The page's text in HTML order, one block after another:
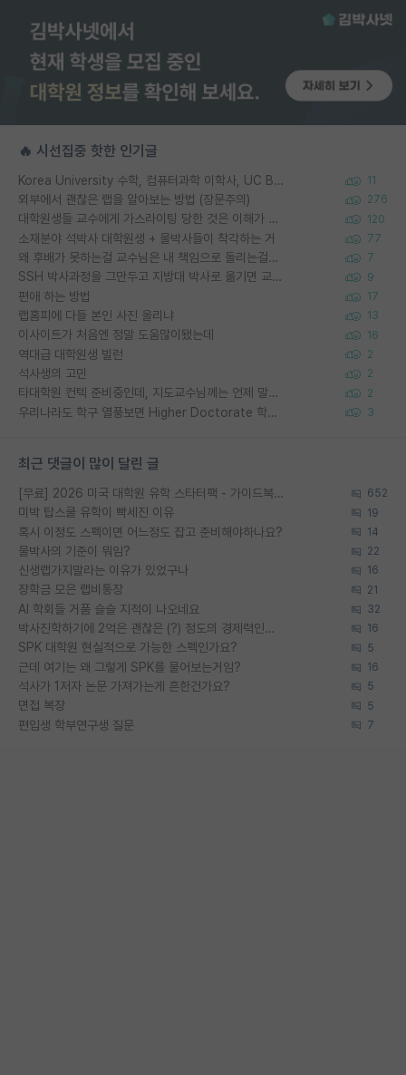
🔥 시선집중 핫한 인기글
Korea University 수학, 컴퓨터과학 이학사, UC Berkeley 산업공학 대학원 공학박사가 되는 것은 쉽지 않겠죠? 11
외부에서 괜찮은 랩을 알아보는 방법 (장문주의) 276
대학원생들 교수에게 가스라이팅 당한 것은 이해가 갑니다. 안타깝네요. 120
소재분야 석박사 대학원생 + 물박사들이 착각하는 거 77
왜 후배가 못하는걸 교수님은 내 책임으로 돌리는걸까요? 7
SSH 박사과정을 그만두고 지방대 박사로 옮기면 교수의 꿈은 끝일까요? 9
편애 하는 방법 17
랩홈피에 다들 본인 사진 올리냐 13
이사이트가 처음엔 정말 도움많이됐는데 16
역대급 대학원생 빌런 2
석사생의 고민 2
타대학원 컨텍 준비중인데, 지도교수님께는 언제 말씀드려야 할까요? 2
우리나라도 학구 열풍보면 Higher Doctorate 학위가 필요하다고 봅니다. 3
최근 댓글이 많이 달린 글
[무료] 2026 미국 대학원 유학 스타터팩 - 가이드북 & 합격자 컨택메일 템플릿 652
미박 탑스쿨 유학이 빡세진 이유 19
혹시 이정도 스펙이면 어느정도 잡고 준비해야하나요? 14
물박사의 기준이 뭐임? 22
신생랩가지말라는 이유가 있었구나 16
장학금 모은 랩비통장 21
AI 학회들 거품 슬슬 지적이 나오네요 32
박사진학하기에 2억은 괜찮은 (?) 정도의 경제력인가요 16
SPK 대학원 현실적으로 가능한 스펙인가요? 5
근데 여기는 왜 그렇게 SPK를 물어보는거임? 16
석사가 1저자 논문 가져가는게 흔한건가요? 5
면접 복장 5
편입생 학부연구생 질문 7